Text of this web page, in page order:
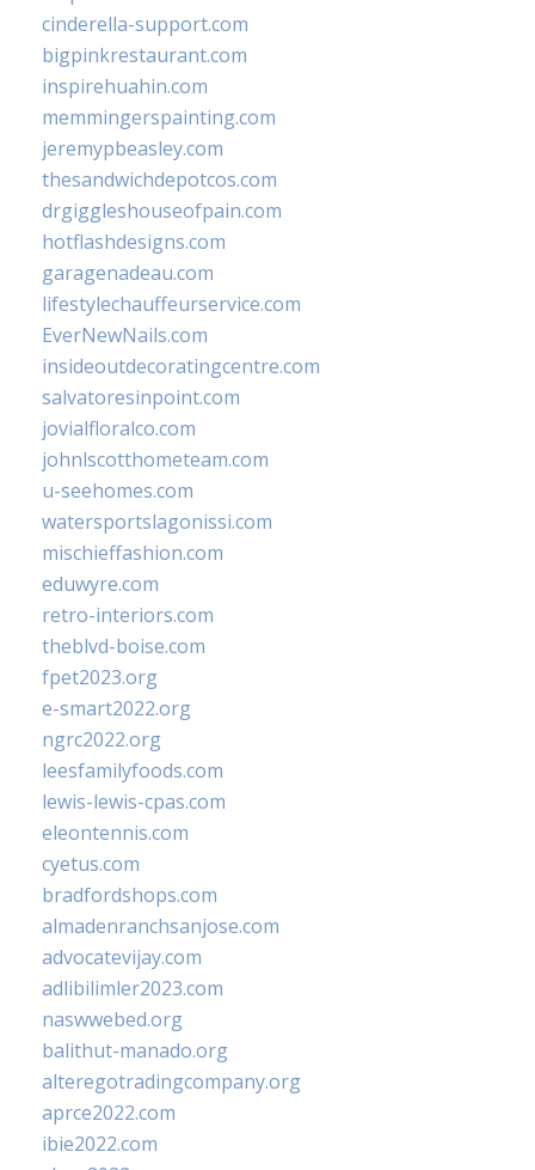
cinderella-support.com
bigpinkrestaurant.com
inspirehuahin.com
memmingerspainting.com
jeremypbeasley.com
thesandwichdepotcos.com
drgiggleshouseofpain.com
hotflashdesigns.com
garagenadeau.com
lifestylechauffeurservice.com
EverNewNails.com
insideoutdecoratingcentre.com
salvatoresinpoint.com
jovialfloralco.com
johnlscotthometeam.com
u-seehomes.com
watersportslagonissi.com
mischieffashion.com
eduwyre.com
retro-interiors.com
theblvd-boise.com
fpet2023.org
e-smart2022.org
ngrc2022.org
leesfamilyfoods.com
lewis-lewis-cpas.com
eleontennis.com
cyetus.com
bradfordshops.com
almadenranchsanjose.com
advocatevijay.com
adlibilimler2023.com
naswwebed.org
balithut-manado.org
alteregotradingcompany.org
aprce2022.com
ibie2022.com